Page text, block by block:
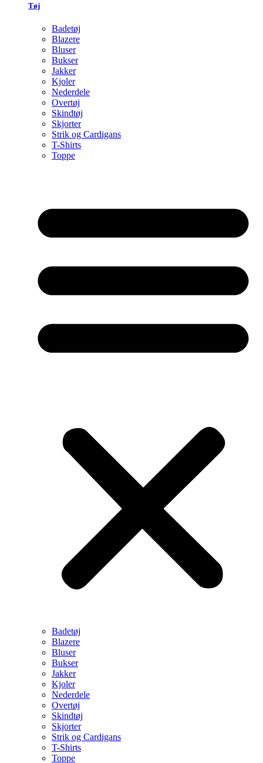
Tøj
Badetøj
Blazere
Bluser
Bukser
Jakker
Kjoler
Nederdele
Overtøj
Skindtøj
Skjorter
Strik og Cardigans
T-Shirts
Toppe
Badetøj
Blazere
Bluser
Bukser
Jakker
Kjoler
Nederdele
Overtøj
Skindtøj
Skjorter
Strik og Cardigans
T-Shirts
Toppe